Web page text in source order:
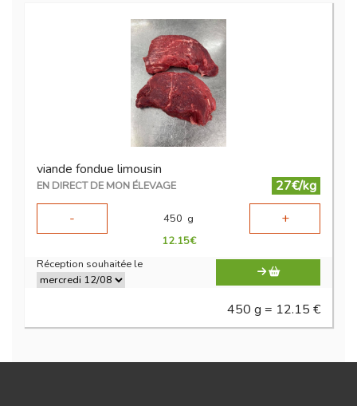
viande fondue limousin
EN DIRECT DE MON ÉLEVAGE
27€/kg
-
450 g +
12.15€
Réception souhaitée le
450 g = 12.15 €